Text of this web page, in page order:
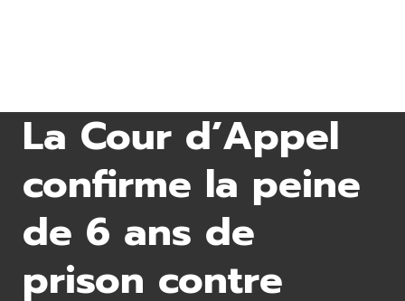
La Cour d’Appel
confirme la peine
de 6 ans de
prison contre